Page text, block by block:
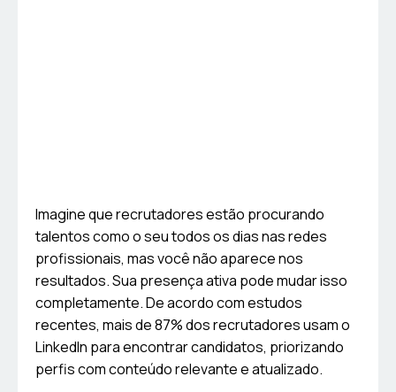
Imagine que recrutadores estão procurando
talentos como o seu todos os dias nas redes
profissionais, mas você não aparece nos
resultados. Sua presença ativa pode mudar isso
completamente. De acordo com estudos
recentes, mais de 87% dos recrutadores usam o
LinkedIn para encontrar candidatos, priorizando
perfis com conteúdo relevante e atualizado.